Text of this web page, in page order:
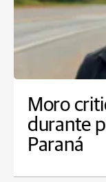
Moro
durante
Paraná